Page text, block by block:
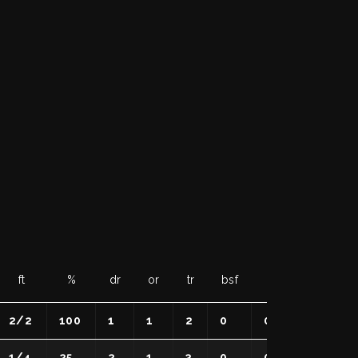
ft % dr or tr bsf
2/2 100 1 1 2 0 0